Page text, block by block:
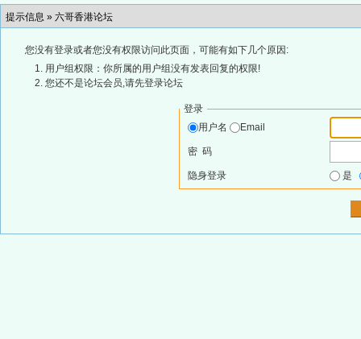
提示信息 » 六哥香港论坛
您没有登录或者您没有权限访问此页面，可能有如下几个原因:
用户组权限：你所属的用户组没有发表回复的权限!
您还不是论坛会员,请先登录论坛
登录
用户名
Email
密 码
隐身登录 是